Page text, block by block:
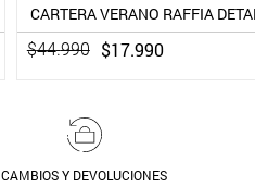
$44.990 $17.990
CAMBIOS Y DEVOLUCIONES